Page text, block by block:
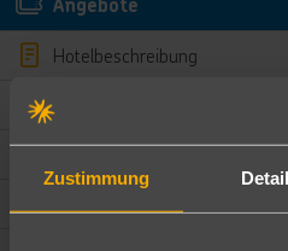
Zustimmung
Hotelbeschreibung
Bewertungen